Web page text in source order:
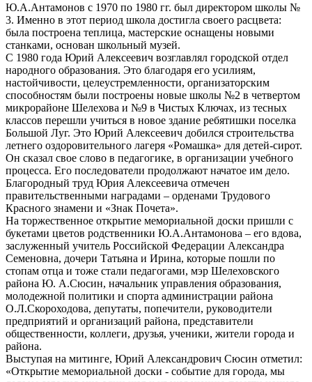
Ю.А.Антамонов с 1970 по 1980 гг. был директором школы №
3. Именно в этот период школа достигла своего расцвета:
была построена теплица, мастерские оснащены новыми
станками, основан школьный музей.
С 1980 года Юрий Алексеевич возглавлял городской отдел
народного образования. Это благодаря его усилиям,
настойчивости, целеустремленности, организаторским
способностям были построены новые школы №2 в четвертом
микрорайоне Шелехова и №9 в Чистых Ключах, из тесных
классов перешли учиться в новое здание ребятишки поселка
Большой Луг. Это Юрий Алексеевич добился строительства
летнего оздоровительного лагеря «Ромашка» для детей-сирот.
Он сказал свое слово в педагогике, в организации учебного
процесса. Его последователи продолжают начатое им дело.
Благородный труд Юрия Алексеевича отмечен
правительственными наградами – орденами Трудового
Красного знамени и «Знак Почета».
На торжественное открытие мемориальной доски пришли с
букетами цветов родственники Ю.А.Антамонова – его вдова,
заслуженный учитель Российской Федерации Александра
Семеновна, дочери Татьяна и Ирина, которые пошли по
стопам отца и тоже стали педагогами, мэр Шелеховского
района Ю. А.Сюсин, начальник управления образования,
молодежной политики и спорта администрации района
О.Л.Скороходова, депутаты, попечители, руководители
предприятий и организаций района, представители
общественности, коллеги, друзья, ученики, жители города и
района.
Выступая на митинге, Юрий Александрович Сюсин отметил:
«Открытие мемориальной доски - событие для города, мы